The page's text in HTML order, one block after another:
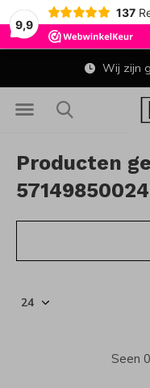
9,9
137
Wij zijn
Producten
Seen